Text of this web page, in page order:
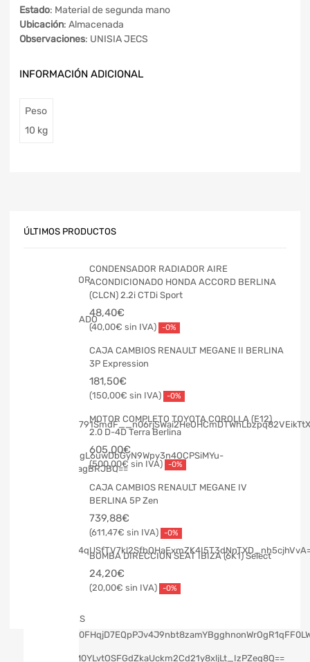
Estado: Material de segunda mano
Ubicación: Almacenada
Observaciones: UNISIA JECS
INFORMACIÓN ADICIONAL
Peso
10 kg
ÚLTIMOS PRODUCTOS
CONDENSADOR RADIADOR AIRE
ACONDICIONADO HONDA ACCORD BERLINA
(CLCN) 2.2i CTDi Sport
48,40€
40,00€ -0%
CAJA CAMBIOS RENAULT MEGANE II BERLINA
3P Expression
181,50€
150,00€ -0%
MOTOR COMPLETO TOYOTA COROLLA (E12)
2.0 D-4D Terra Berlina
605,00€
500,00€ -0%
CAJA CAMBIOS RENAULT MEGANE IV
BERLINA 5P Zen
739,88€
611,47€ -0%
BOMBA DIRECCION SEAT IBIZA (6K1) Select
24,20€
20,00€ -0%